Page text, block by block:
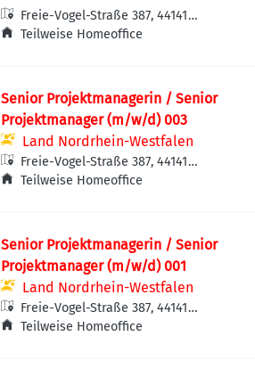
Freie-Vogel-Straße 387, 44141
Dortmund, Deutschland
Teilweise Homeoffice
Senior Projektmanagerin / Senior
Projektmanager (m/w/d) 003
Land Nordrhein-Westfalen
Freie-Vogel-Straße 387, 44141
Dortmund, Deutschland
Teilweise Homeoffice
Senior Projektmanagerin / Senior
Projektmanager (m/w/d) 001
Land Nordrhein-Westfalen
Freie-Vogel-Straße 387, 44141
Dortmund, Deutschland
Teilweise Homeoffice